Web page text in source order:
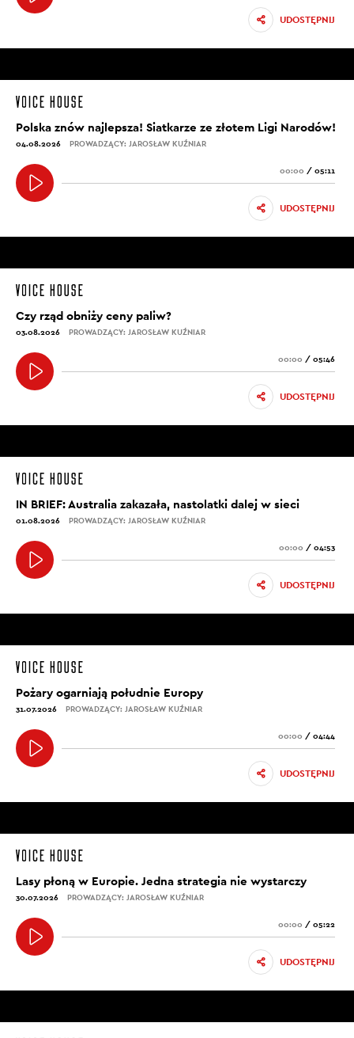
UDOSTĘPNIJ
Polska znów najlepsza! Siatkarze ze złotem Ligi Narodów!
04.08.2026 PROWADZĄCY: JAROSŁAW KUŹNIAR
00:00 / 05:11
UDOSTĘPNIJ
Czy rząd obniży ceny paliw?
03.08.2026 PROWADZĄCY: JAROSŁAW KUŹNIAR
00:00 / 05:46
UDOSTĘPNIJ
IN BRIEF: Australia zakazała, nastolatki dalej w sieci
01.08.2026 PROWADZĄCY: JAROSŁAW KUŹNIAR
00:00 / 04:53
UDOSTĘPNIJ
Pożary ogarniają południe Europy
31.07.2026 PROWADZĄCY: JAROSŁAW KUŹNIAR
00:00 / 04:44
UDOSTĘPNIJ
Lasy płoną w Europie. Jedna strategia nie wystarczy
30.07.2026 PROWADZĄCY: JAROSŁAW KUŹNIAR
00:00 / 05:22
UDOSTĘPNIJ